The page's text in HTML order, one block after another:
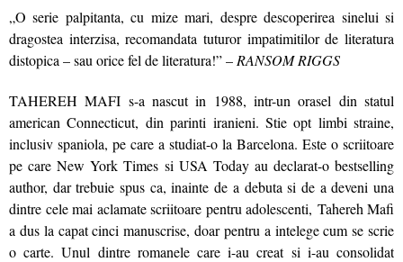
„O serie palpitanta, cu mize mari, despre descoperirea sinelui si
dragostea interzisa, recomandata tuturor impatimitilor de literatura
distopica – sau orice fel de literatura!” – RANSOM RIGGS
TAHEREH MAFI s-a nascut in 1988, intr-un orasel din statul
american Connecticut, din parinti iranieni. Stie opt limbi straine,
inclusiv spaniola, pe care a studiat-o la Barcelona. Este o scriitoare
pe care New York Times si USA Today au declarat-o bestselling
author, dar trebuie spus ca, inainte de a debuta si de a deveni una
dintre cele mai aclamate scriitoare pentru adolescenti, Tahereh Mafi
a dus la capat cinci manuscrise, doar pentru a intelege cum se scrie
o carte. Unul dintre romanele care i-au creat si i-au consolidat